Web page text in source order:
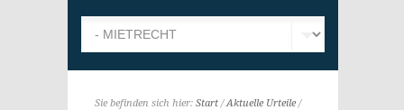
Sie befinden sich hier: Start/Aktuelle Urteile/